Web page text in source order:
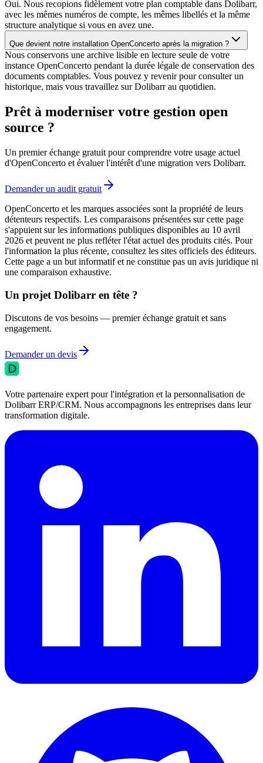
Oui. Nous recopions fidèlement votre plan comptable dans Dolibarr,
avec les mêmes numéros de compte, les mêmes libellés et la même
structure analytique si vous en avez une.
Que devient notre installation OpenConcerto après la migration ?
Nous conservons une archive lisible en lecture seule de votre
instance OpenConcerto pendant la durée légale de conservation des
documents comptables. Vous pouvez y revenir pour consulter un
historique, mais vous travaillez sur Dolibarr au quotidien.
Prêt à moderniser votre gestion open
source ?
Un premier échange gratuit pour comprendre votre usage actuel
d'OpenConcerto et évaluer l'intérêt d'une migration vers Dolibarr.
Demander un audit gratuit
OpenConcerto et les marques associées sont la propriété de leurs
détenteurs respectifs. Les comparaisons présentées sur cette page
s'appuient sur les informations publiques disponibles au 10 avril
2026 et peuvent ne plus refléter l'état actuel des produits cités. Pour
l'information la plus récente, consultez les sites officiels des éditeurs.
Cette page a un but informatif et ne constitue pas un avis juridique ni
une comparaison exhaustive.
Un projet Dolibarr en tête ?
Discutons de vos besoins — premier échange gratuit et sans
engagement.
Demander un devis
Votre partenaire expert pour l'intégration et la personnalisation de
Dolibarr ERP/CRM. Nous accompagnons les entreprises dans leur
transformation digitale.